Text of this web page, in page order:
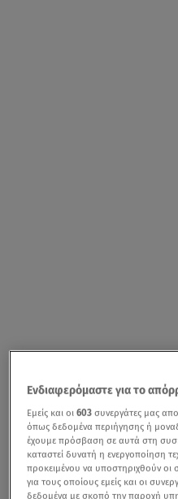
Ενδιαφερόμαστε για το
Εμείς και οι603 συνεργάτες μας
όπως δεδομένα περιήγησης ή
έχουμε πρόσβαση σε αυτά στη
καταστεί δυνατή η ενεργοποίηση
προκειμένου να υποστηριχθούν οι
για τους οποίους εμείς και οι
δεδομένα με σκοπό την παροχή